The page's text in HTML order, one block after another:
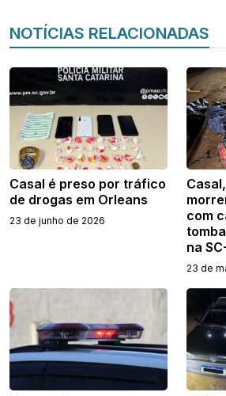
NOTÍCIAS RELACIONADAS
Casal é preso por tráfico
de drogas em Orleans
23 de junho de 2026
com
na
23 de